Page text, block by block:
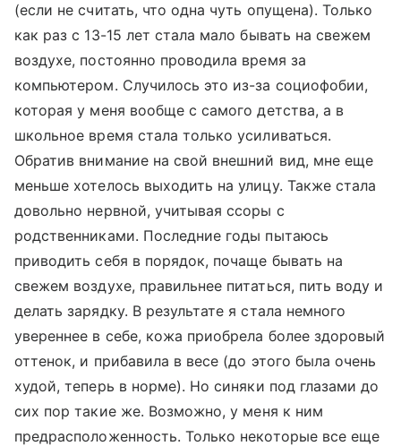
(если не считать, что одна чуть опущена). Только
как раз с 13-15 лет стала мало бывать на свежем
воздухе, постоянно проводила время за
компьютером. Случилось это из-за социофобии,
которая у меня вообще с самого детства, а в
школьное время стала только усиливаться.
Обратив внимание на свой внешний вид, мне еще
меньше хотелось выходить на улицу. Также стала
довольно нервной, учитывая ссоры с
родственниками. Последние годы пытаюсь
приводить себя в порядок, почаще бывать на
свежем воздухе, правильнее питаться, пить воду и
делать зарядку. В результате я стала немного
увереннее в себе, кожа приобрела более здоровый
оттенок, и прибавила в весе (до этого была очень
худой, теперь в норме). Но синяки под глазами до
сих пор такие же. Возможно, у меня к ним
предрасположенность. Только некоторые все еще